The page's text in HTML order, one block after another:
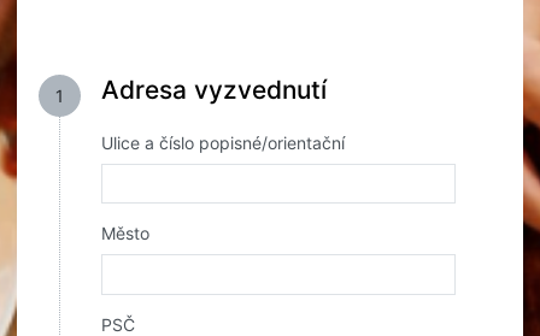
1 Adresa vyzvednutí
Ulice a číslo popisné/orientační
Město
PSČ